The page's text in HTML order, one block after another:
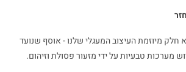
חלק מיוזמת העיצוב המעגלי שלנו - אוסף שנועד
מערכות טבעיות על ידי מזעור פסולת וזיהום.